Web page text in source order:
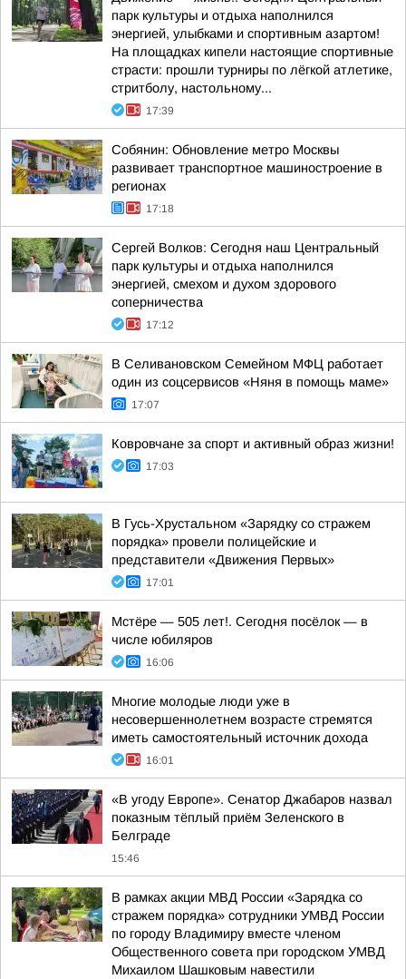
парк культуры и отдыха наполнился
энергией, улыбками и спортивным азартом!
На площадках кипели настоящие спортивные
страсти: прошли турниры по лёгкой атлетике,
стритболу, настольному...
17:39
Собянин: Обновление метро Москвы
развивает транспортное машиностроение в
регионах
17:18
Сергей Волков: Сегодня наш Центральный
парк культуры и отдыха наполнился
энергией, смехом и духом здорового
соперничества
17:12
В Селивановском Семейном МФЦ работает
один из соцсервисов «Няня в помощь маме»
17:07
Ковровчане за спорт и активный образ жизни!
17:03
В Гусь-Хрустальном «Зарядку со стражем
порядка» провели полицейские и
представители «Движения Первых»
17:01
Мстёре — 505 лет!. Сегодня посёлок — в
числе юбиляров
16:06
Многие молодые люди уже в
несовершеннолетнем возрасте стремятся
иметь самостоятельный источник дохода
16:01
«В угоду Европе». Сенатор Джабаров назвал
показным тёплый приём Зеленского в
Белграде
15:46
В рамках акции МВД России «Зарядка со
стражем порядка» сотрудники УМВД России
по городу Владимиру вместе членом
Общественного совета при городском УМВД
Михаилом Шашковым навестили